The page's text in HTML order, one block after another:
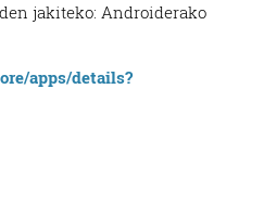
jakiteko: Androiderako
apps/details?